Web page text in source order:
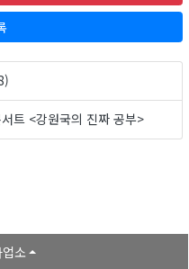
트 <강원국의 진짜 공부>
소